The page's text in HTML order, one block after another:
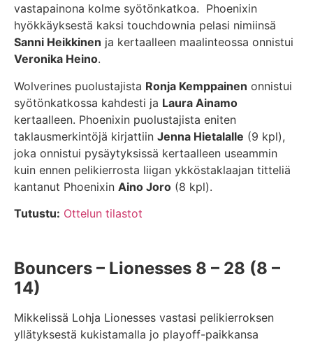
vastapainona kolme syötönkatkoa. Phoenixin
hyökkäyksestä kaksi touchdownia pelasi nimiinsä
Sanni Heikkinen ja kertaalleen maalinteossa onnistui
Veronika Heino.
Wolverines puolustajista Ronja Kemppainen onnistui
syötönkatkossa kahdesti ja Laura Ainamo
kertaalleen. Phoenixin puolustajista eniten
taklausmerkintöjä kirjattiin Jenna Hietalalle (9 kpl),
joka onnistui pysäytyksissä kertaalleen useammin
kuin ennen pelikierrosta liigan ykköstaklaajan titteliä
kantanut Phoenixin Aino Joro (8 kpl).
Tutustu: Ottelun tilastot
Bouncers – Lionesses 8 – 28 (8 –
14)
Mikkelissä Lohja Lionesses vastasi pelikierroksen
yllätyksestä kukistamalla jo playoff-paikkansa